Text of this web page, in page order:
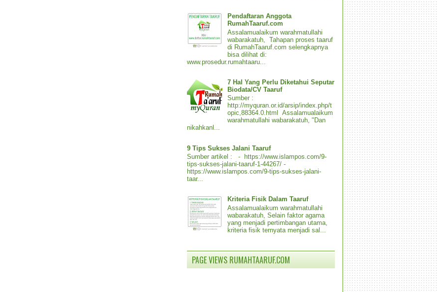
Pendaftaran Anggota
RumahTaaruf.com
Assalamualaikum warahmatullahi
wabarakatuh, Tahapan proses taaruf
di RumahTaaruf.com selengkapnya
bisa dilihat di:
www.prosedur.rumahtaaru...
7 Hal Yang Perlu Diketahui Seputar
Biodata/CV Taaruf
Sumber :
http://myquran.or.id/arsip/index.php/t
opic,88364.0.html Assalamualaikum
warahmatullahi wabarakatuh, "Dan
nikahkanl...
9 Tips Sukses Jalani Taaruf
Sumber artikel : - https://www.islampos.com/9-
tips-sukses-jalani-taaruf-1-44267/ -
https://www.islampos.com/9-tips-sukses-jalani-
taar...
Kriteria Fisik Dalam Taaruf
Assalamualaikum warahmatullahi
wabarakatuh, Selain faktor agama
yang menjadi pertimbangan utama,
kriteria fisik ternyata menjadi sal...
PAGE VIEWS RUMAHTAARUF.COM